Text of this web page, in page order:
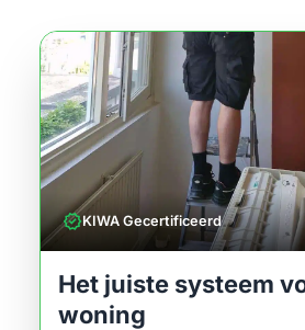
verifiedKIWA Gecertificeerd
Het juiste systeem
woning